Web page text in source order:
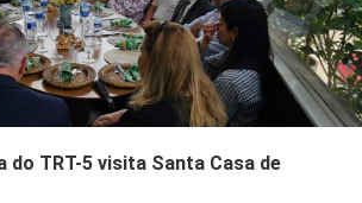
do TRT-5 visita Santa Casa de